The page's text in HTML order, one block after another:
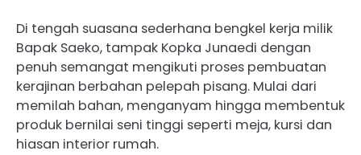
Di tengah suasana sederhana bengkel kerja milik
Bapak Saeko, tampak Kopka Junaedi dengan
penuh semangat mengikuti proses pembuatan
kerajinan berbahan pelepah pisang. Mulai dari
memilah bahan, menganyam hingga membentuk
produk bernilai seni tinggi seperti meja, kursi dan
hiasan interior rumah.